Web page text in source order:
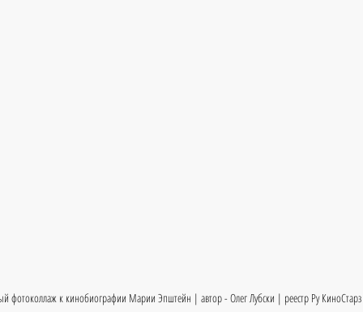
фотоколлаж к кинобиографии Марии Эпштейн | автор - Олег Лубски | реестр Ру КиноСтарз